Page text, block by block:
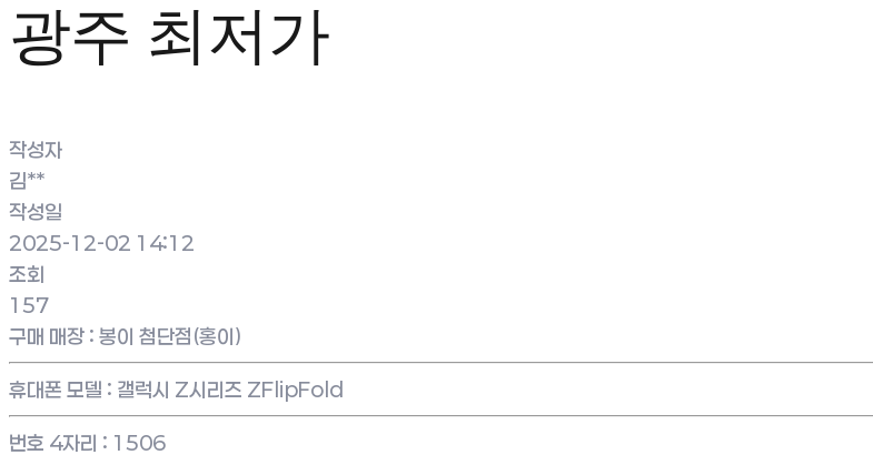
광주 최저가
작성자
김**
작성일
2025-12-02 14:12
조회
157
구매 매장 : 봉이 첨단점(홍이)
휴대폰 모델 : 갤럭시 Z시리즈 ZFlipFold
번호 4자리 : 1506